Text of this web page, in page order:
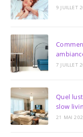
9 JUILLET
7 JUILLET
Quel
slow
21 MAI